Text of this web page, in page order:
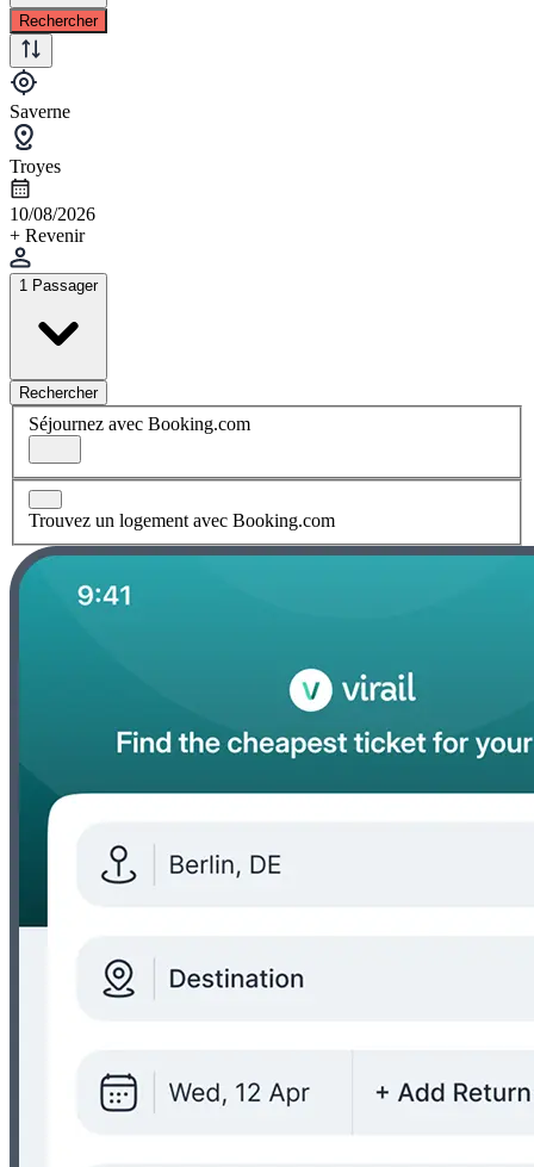
Rechercher
Saverne
Troyes
10/08/2026
+ Revenir
1 Passager
Rechercher
Séjournez avec Booking.com
Trouvez un logement avec Booking.com